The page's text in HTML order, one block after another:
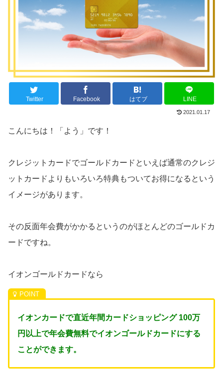
Twitter Facebook はてブ LINE
2021.01.17
こんにちは！「よう」です！
クレジットカードでゴールドカードといえば通常のクレジ
ットカードよりもいろいろ特典もついてお得になるという
イメージがあります。
その反面年会費がかかるというのがほとんどのゴールドカ
ードですね。
イオンゴールドカードなら
イオンカードで直近年間カードショッピング 100万
円以上で年会費無料でイオンゴールドカードにする
ことができます。